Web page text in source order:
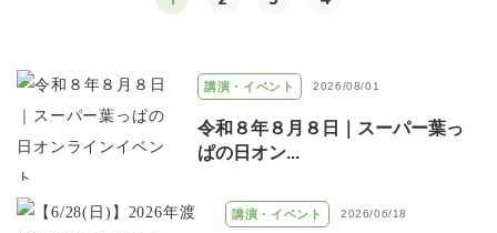
講演・イベント 2026/08/01
令和８年８月８日｜スーパー葉っ
ぱの日オン...
講演・イベント 2026/06/18